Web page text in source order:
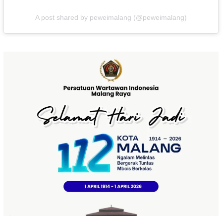
A post shared by peweimalang (@peweimalang)